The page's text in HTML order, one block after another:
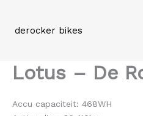
derocker bikes
Lotus – De
Accu capaciteit: 468WH